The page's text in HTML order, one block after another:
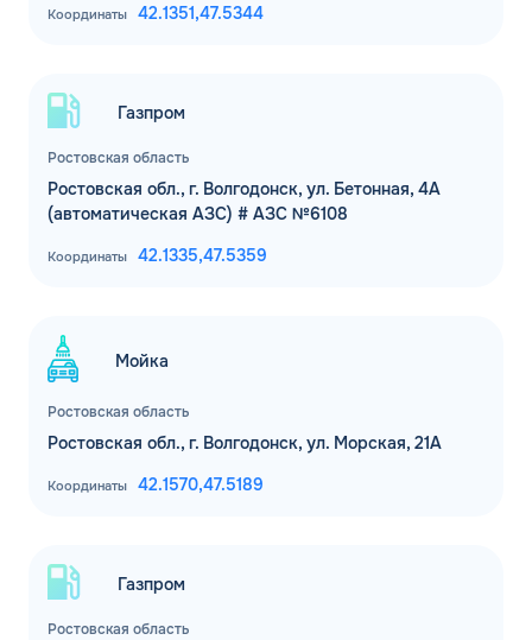
Координаты 42.1351,47.5344
Ростовская область
Газпром
Ростовская обл., г. Волгодонск, ул. Бетонная, 4А
(автоматическая АЗС) # АЗС №6108
Координаты 42.1335,47.5359
Ростовская область
Мойка
Ростовская обл., г. Волгодонск, ул. Морская, 21А
Координаты 42.1570,47.5189
Ростовская область
Газпром
ЗАКАЗАТЬ
ОБРАТНЫЙ ЗВОНОК
Телефон*
Мы свяжемся с Вами в ближайшее
рабочее время: пн-пт с 9:00 до 18:00